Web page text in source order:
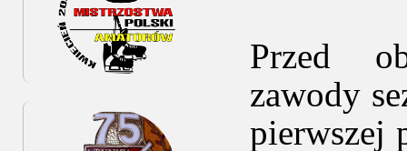
Przed
zawody
pierwszej